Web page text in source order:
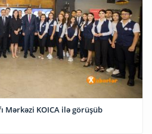
Mərkəzi KOICA ilə görüşüb